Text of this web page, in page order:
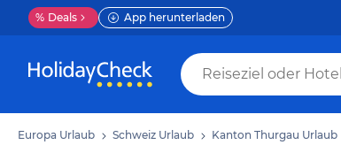
% Deals App herunterladen
Europa Urlaub Schweiz Urlaub Kanton Thurgau Urlaub